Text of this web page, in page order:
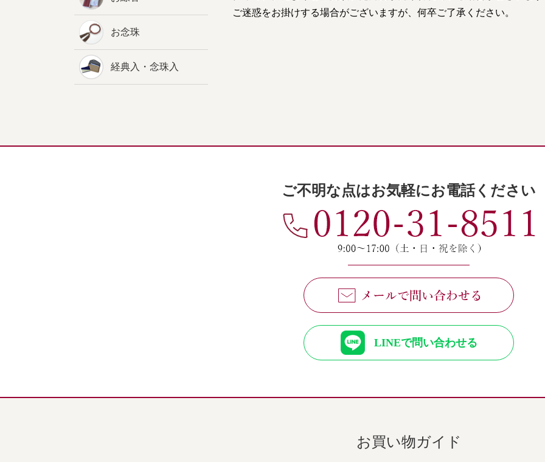
ご迷惑をお掛けする場合がございますが、何卒ご了承ください。
お念珠
経典入・念珠入
ご不明な点はお気軽にお電話ください
LINEで問い合わせる
お買い物ガイド